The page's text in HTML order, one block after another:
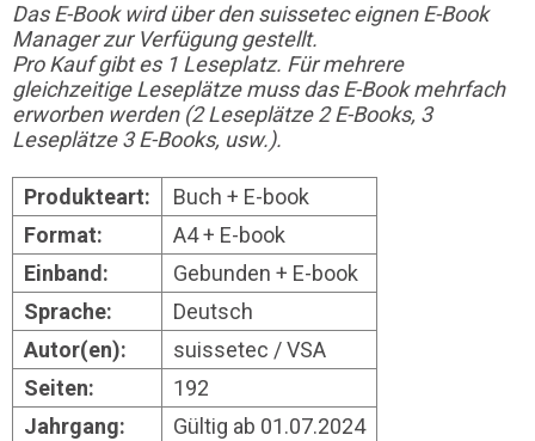
Das E-Book wird über den suissetec eignen E-Book
Manager zur Verfügung gestellt.
Pro Kauf gibt es 1 Leseplatz. Für mehrere
gleichzeitige Leseplätze muss das E-Book mehrfach
erworben werden (2 Leseplätze 2 E-Books, 3
Leseplätze 3 E-Books, usw.).
Produkteart:
Buch + E-book
Format:
A4 + E-book
Einband:
Gebunden + E-book
Sprache:
Deutsch
Autor(en):
suissetec / VSA
Seiten:
192
Jahrgang:
Gültig ab 01.07.2024